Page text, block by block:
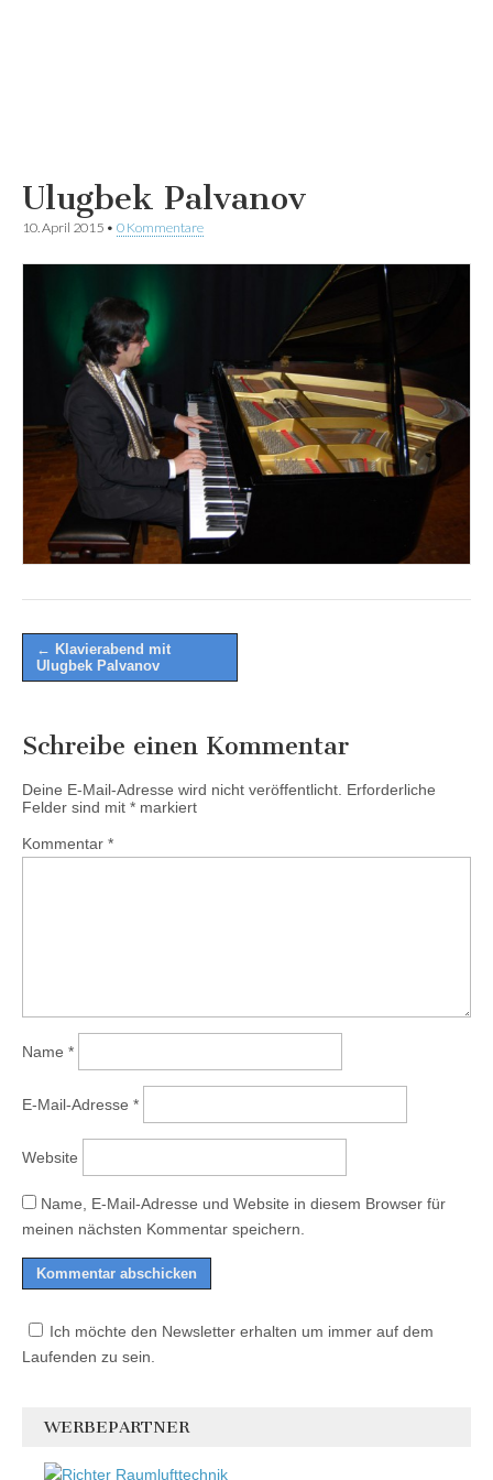
Ulugbek Palvanov
10. April 2015 • 0 Kommentare
Post
navigation
← Klavierabend mit
Ulugbek Palvanov
Schreibe einen Kommentar
Deine E-Mail-Adresse wird nicht veröffentlicht. Erforderliche
Felder sind mit * markiert
Kommentar *
Name *
E-Mail-Adresse *
Website
Name, E-Mail-Adresse und Website in diesem Browser für
meinen nächsten Kommentar speichern.
Ich möchte den Newsletter erhalten um immer auf dem
Laufenden zu sein.
WERBEPARTNER